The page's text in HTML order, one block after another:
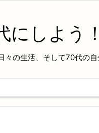
にしよう！
の生活、そして70代の自